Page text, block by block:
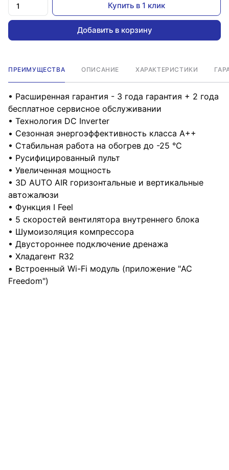
Купить в 1 клик
Добавить в корзину
ПРЕИМУЩЕСТВА ОПИСАНИЕ ХАРАКТЕРИСТИКИ
• Расширенная гарантия - 3 года гарантия + 2 года
бесплатное сервисное обслуживании
• Технология DC Inverter
• Сезонная энергоэффективность класса А++
• Стабильная работа на обогрев до -25 °С
• Русифицированный пульт
• Увеличенная мощность
• 3D AUTO AIR горизонтальные и вертикальные
автожалюзи
• Функция I Feel
• 5 скоростей вентилятора внутреннего блока
• Шумоизоляция компрессора
• Двустороннее подключение дренажа
• Хладагент R32
• Встроенный Wi-Fi модуль (приложение "AC
Freedom")